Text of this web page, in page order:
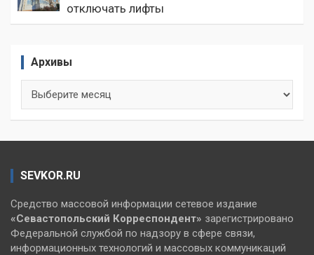
отключать лифты
Архивы
SEVKOR.RU
Средство массовой информации сетевое издание
«Севастопольский Корреспондент» зарегистрировано
Федеральной службой по надзору в сфере связи,
информационных технологий и массовых коммуникаций